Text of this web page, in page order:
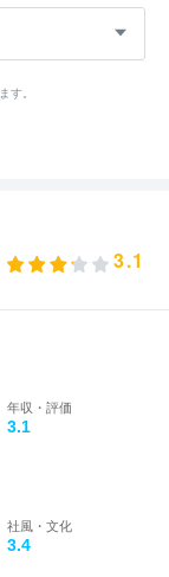
。
3.1
年収・評価
3.1
社風・文化
3.4